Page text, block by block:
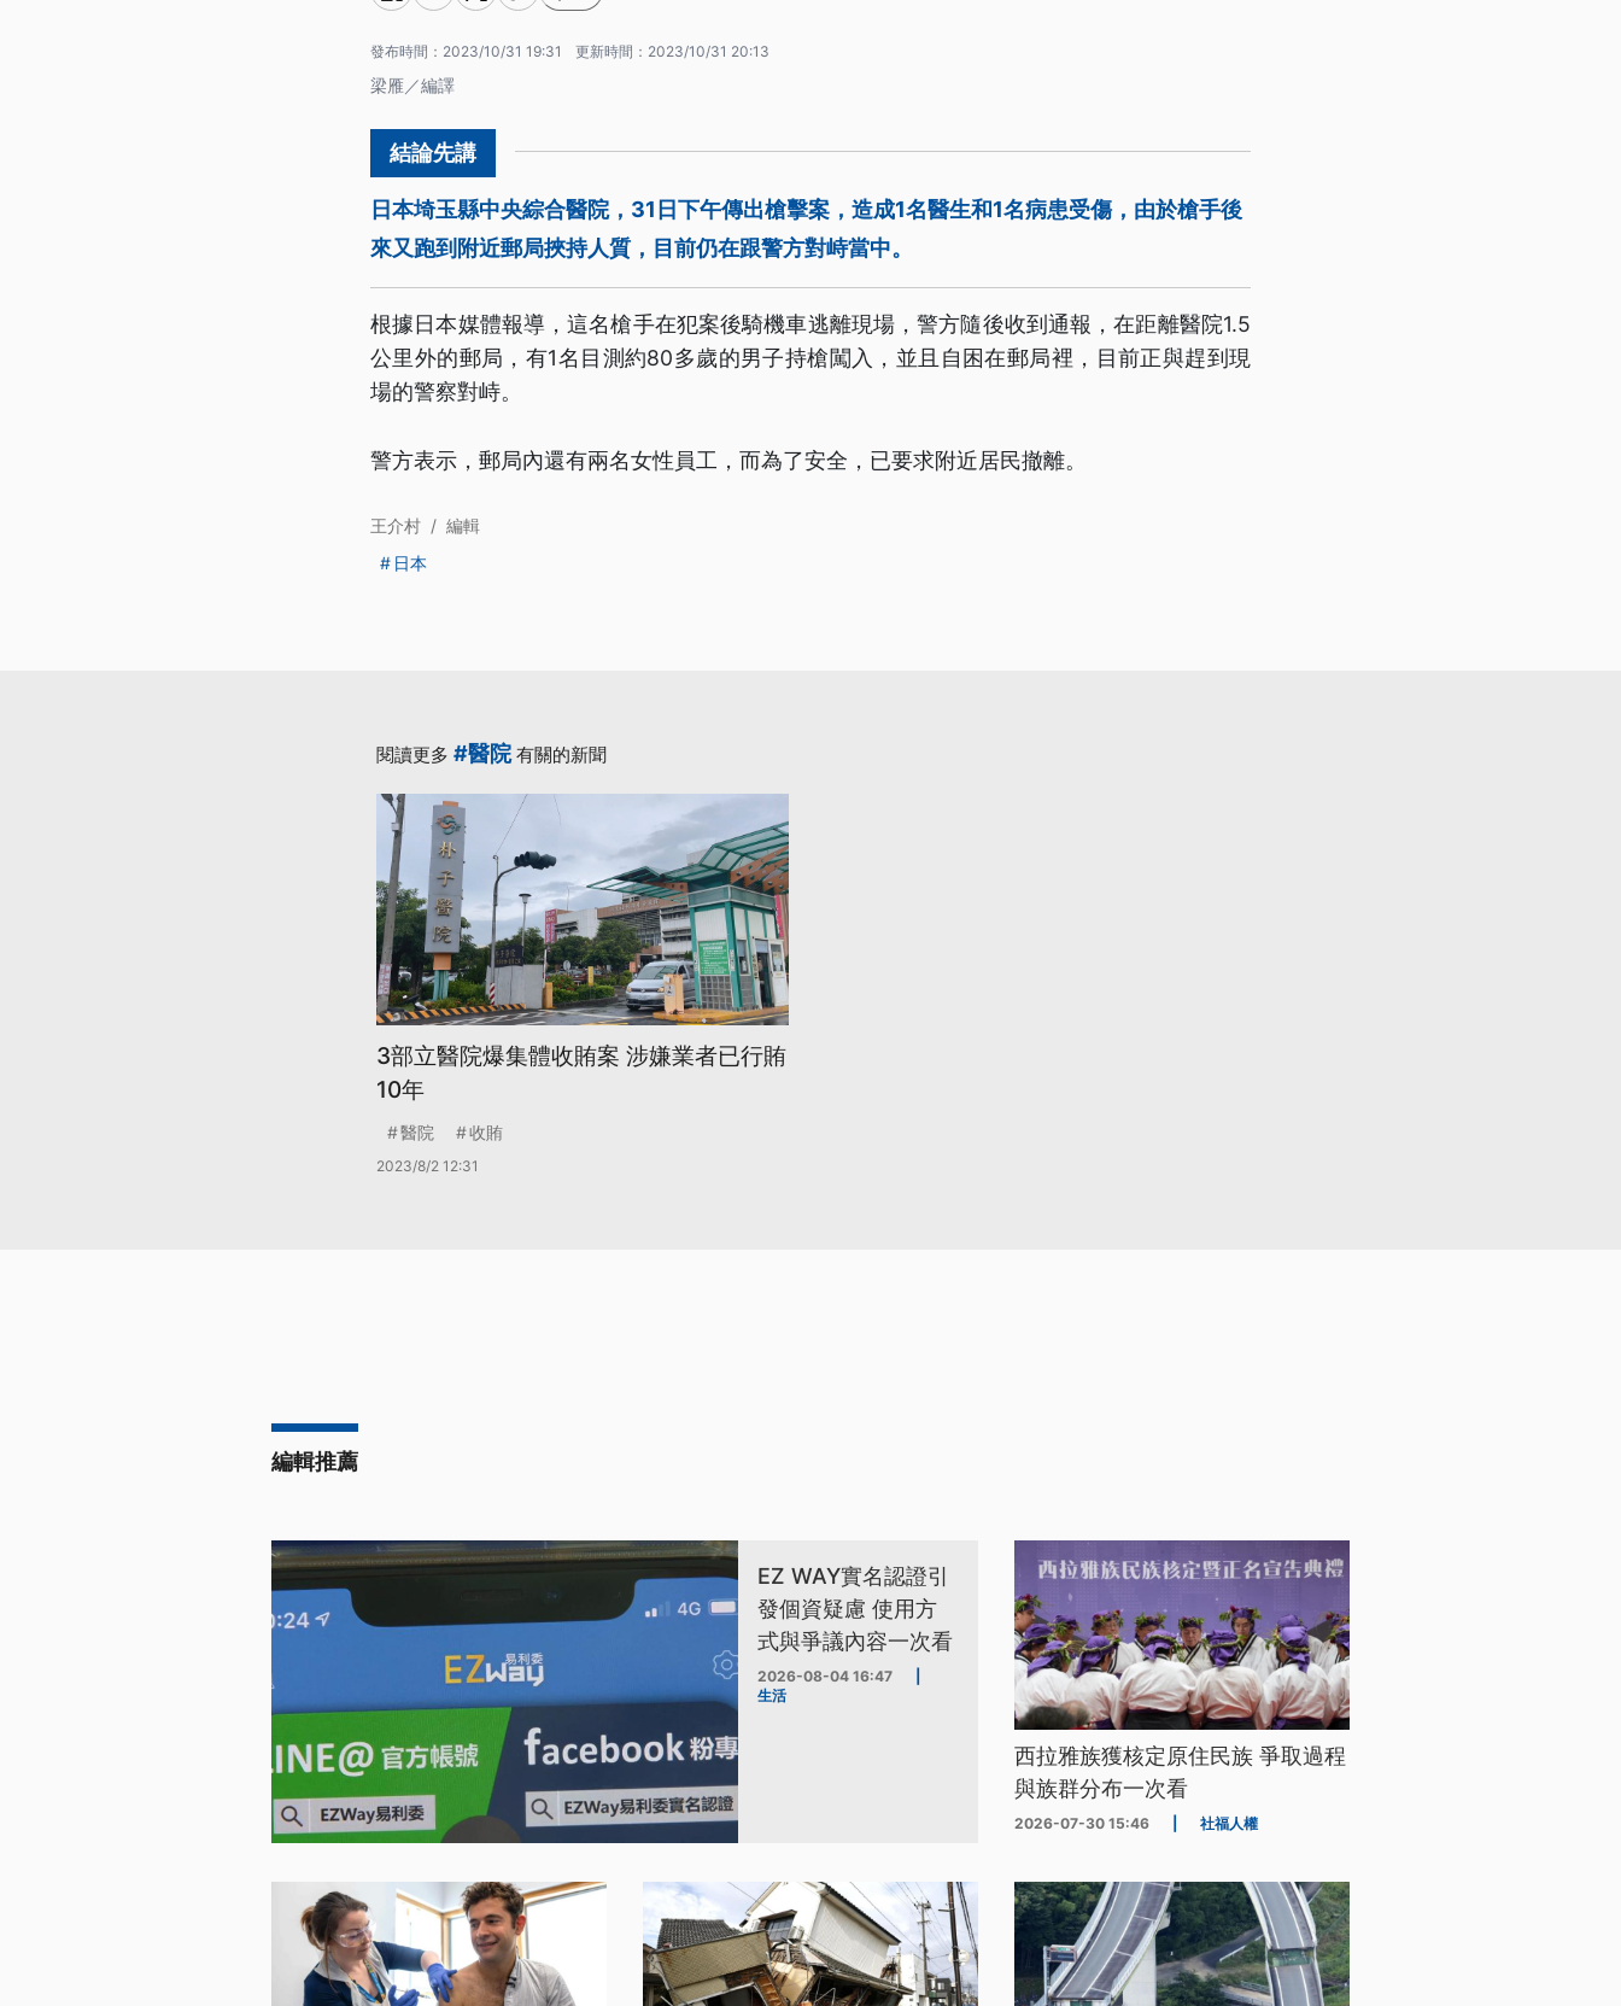
發布時間： 2023/10/31 19:31 更新時間： 2023/10/31 20:13
梁雁／編譯
日本埼玉縣中央綜合醫院，31日下午傳出槍擊案，造成1名醫生和1名病患受傷，由於槍手後
來又跑到附近郵局挾持人質，目前仍在跟警方對峙當中。
根據日本媒體報導，這名槍手在犯案後騎機車逃離現場，警方隨後收到通報，在距離醫院1.5
公里外的郵局，有1名目測約80多歲的男子持槍闖入，並且自困在郵局裡，目前正與趕到現
場的警察對峙。
警方表示，郵局內還有兩名女性員工，而為了安全，已要求附近居民撤離。
王介村 / 編輯
日本
閱讀更多 #醫院有關的新聞
3部立醫院爆集體收賄案 涉嫌業者已行賄
10年
醫院 收賄
2023/8/2 12:31
編輯推薦
EZ WAY實名認證引
發個資疑慮 使用方
式與爭議內容一次看
2026-08-04 16:47
生活
西拉雅族獲核定原住民族 爭取過程
與族群分布一次看
2026-07-30 15:46 社福人權